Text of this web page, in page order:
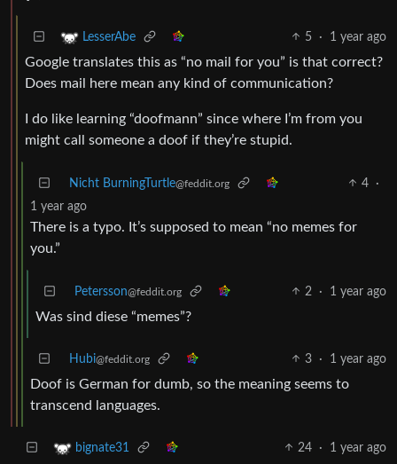
LesserAbe 5 · 1 year ago
Google translates this as “no mail for you” is that correct?
Does mail here mean any kind of communication?
I do like learning “doofmann” since where I’m from you
might call someone a doof if they’re stupid.
Nicht BurningTurtle@feddit.org 4
·
1 year ago
There is a typo. It’s supposed to mean “no memes for
you.”
Petersson@feddit.org 2 · 1 year ago
Was sind diese “memes”?
Hubi@feddit.org 3 · 1 year ago
Doof is German for dumb, so the meaning seems to
transcend languages.
bignate31 24 · 1 year ago